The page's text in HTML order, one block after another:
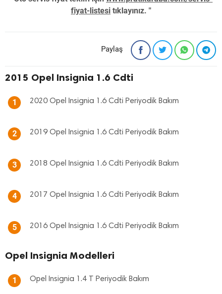
fiyat-listesi tıklayınız. "
Paylaş
2015 Opel Insignia 1.6 Cdti
1 2020 Opel Insignia 1.6 Cdti Periyodik Bakım
2 2019 Opel Insignia 1.6 Cdti Periyodik Bakım
3 2018 Opel Insignia 1.6 Cdti Periyodik Bakım
4 2017 Opel Insignia 1.6 Cdti Periyodik Bakım
5 2016 Opel Insignia 1.6 Cdti Periyodik Bakım
Opel Insignia Modelleri
1 Opel Insignia 1.4 T Periyodik Bakım